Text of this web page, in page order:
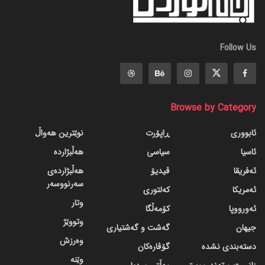
Follow Us
Browse by Category
ئابووری
ئاسیا
ئەفریقا
ئەمریکا
ئەورووپا
جیهان
دسته‌بندی نشده
ڕاپۆرت
سیاسی
ڤیدیۆ
کەلتوری
کۆمەڵگا
گه‌شت و گه‌شتیاری
گۆڤاره‌کان
نوێترین هەواڵ
هەڵبژاردە
هەڵبژاردەی
سەرنووسەر
وتار
وتووێژ
وەرزش
وێنە